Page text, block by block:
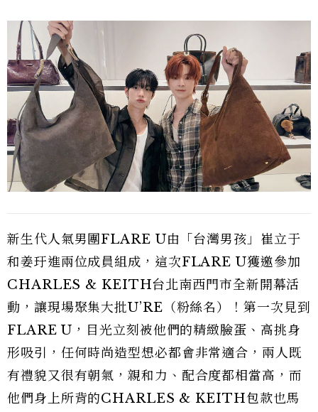
新生代人氣男團FLARE U由「台灣男孩」崔立于
和姜玗進兩位成員組成，這次FLARE U獲邀參加
CHARLES & KEITH台北南西門市全新開幕活
動，讓現場聚集大批U’RE（粉絲名）！第一次見到
FLARE U，目光立刻被他們的精緻臉蛋、高挑身
形吸引，任何時尚造型想必都會非常適合，兩人既
有禮貌又很有朝氣，親和力、配合度都相當高，而
他們身上所背的CHARLES & KEITH包款也馬